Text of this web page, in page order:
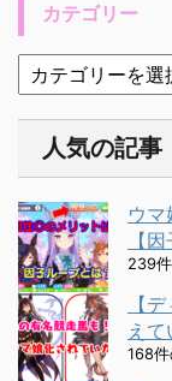
カテゴリー
人気の記事
ウ
【
239
【
え
168